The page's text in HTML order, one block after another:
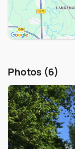
Photos (6)